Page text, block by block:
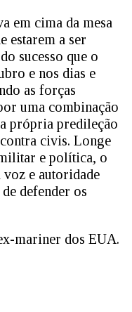
em cima da mesa
estarem a ser
sucesso que o
e nos dias e
as forças
uma combinação
própria predileção
civis. Longe
e política, o
e autoridade
defender os
mariner dos EUA.